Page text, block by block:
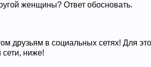
женщины? Ответ обосновать.
друзьям в социальных сетях! Для
сети, ниже!